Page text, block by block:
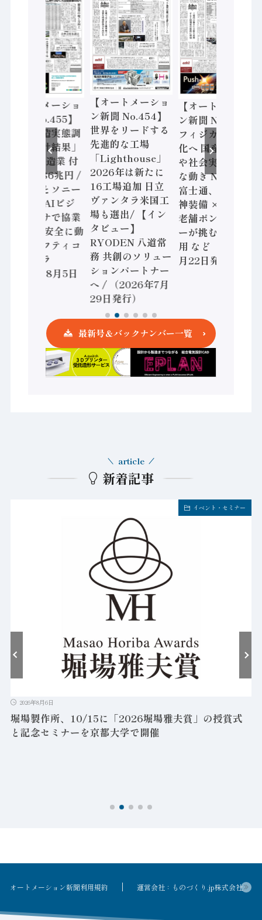
【オートメーショ
ン新聞 No.455】
「経済構造実態調
査二次集計結果」
2024年製造業 付
加価値額86兆円 /
三菱電機とソニー
セミコン AIビジ
ョンセンサで協業
/ IDEC、安全に動
かすセーフティコ
ントローラ
（2026年8月5日
【オートメーショ
ン新聞 No.454】
世界をリードする
先進的な工場
「Lighthouse」
2026年は新たに
16工場追加 日立
ヴァンタラ米国工
場も選出/ 【イン
タビュー】
RYODEN 八道常
務 共創のソリュー
ションパートナー
へ / （2026年7月
29日発行）
【オートメーショ
ン新聞 No.453】
フィジカルAI本格
化へ 国産AI開発
や社会実装に活発
な動き Noetra、
富士通、日立 / 兵
神装備 × HMS、
老舗ポンプメーカ
ーが挑むデータ活
用 など（2026年7
月22日発行）
最新号＆バックナンバー一覧
新着記事
article
イベント・セミナー
2026年8月6日
堀場製作所、10/15に「2026堀場雅夫賞」の授賞式
と記念セミナーを京都大学で開催
オートメーション新聞利用規約 運営会社：ものづくり.jp株式会社